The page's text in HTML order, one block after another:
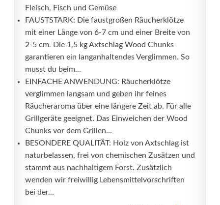
Fleisch, Fisch und Gemüse
FAUSTSTARK: Die faustgroßen Räucherklötze
mit einer Länge von 6-7 cm und einer Breite von
2-5 cm. Die 1,5 kg Axtschlag Wood Chunks
garantieren ein langanhaltendes Verglimmen. So
musst du beim...
EINFACHE ANWENDUNG: Räucherklötze
verglimmen langsam und geben ihr feines
Räucheraroma über eine längere Zeit ab. Für alle
Grillgeräte geeignet. Das Einweichen der Wood
Chunks vor dem Grillen...
BESONDERE QUALITÄT: Holz von Axtschlag ist
naturbelassen, frei von chemischen Zusätzen und
stammt aus nachhaltigem Forst. Zusätzlich
wenden wir freiwillig Lebensmittelvorschriften
bei der...